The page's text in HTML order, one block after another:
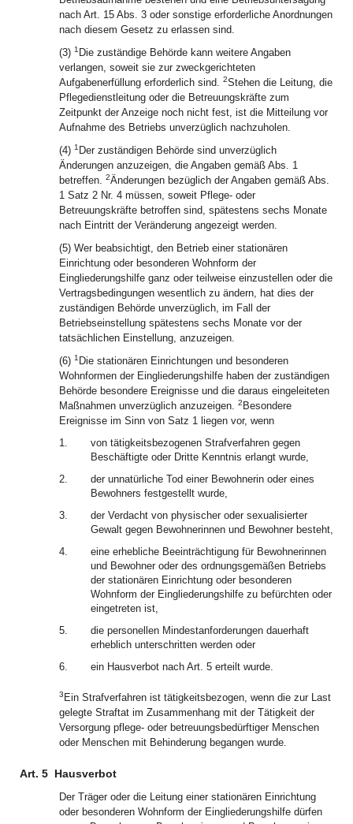
nach Art. 15 Abs. 3 oder sonstige erforderliche Anordnungen
nach diesem Gesetz zu erlassen sind.
(3) 1 Die zuständige Behörde kann weitere Angaben
verlangen, soweit sie zur zweckgerichteten
Aufgabenerfüllung erforderlich sind. 2Stehen die Leitung, die
Pflegedienstleitung oder die Betreuungskräfte zum
Zeitpunkt der Anzeige noch nicht fest, ist die Mitteilung vor
Aufnahme des Betriebs unverzüglich nachzuholen.
(4) 1 Der zuständigen Behörde sind unverzüglich
Änderungen anzuzeigen, die Angaben gemäß Abs. 1
betreffen. 2Änderungen bezüglich der Angaben gemäß Abs.
1 Satz 2 Nr. 4 müssen, soweit Pflege- oder
Betreuungskräfte betroffen sind, spätestens sechs Monate
nach Eintritt der Veränderung angezeigt werden.
(5) Wer beabsichtigt, den Betrieb einer stationären
Einrichtung oder besonderen Wohnform der
Eingliederungshilfe ganz oder teilweise einzustellen oder die
Vertragsbedingungen wesentlich zu ändern, hat dies der
zuständigen Behörde unverzüglich, im Fall der
Betriebseinstellung spätestens sechs Monate vor der
tatsächlichen Einstellung, anzuzeigen.
(6) 1 Die stationären Einrichtungen und besonderen
Wohnformen der Eingliederungshilfe haben der zuständigen
Behörde besondere Ereignisse und die daraus eingeleiteten
Maßnahmen unverzüglich anzuzeigen. 2 Besondere
Ereignisse im Sinn von Satz 1 liegen vor, wenn
1.
von tätigkeitsbezogenen Strafverfahren gegen
Beschäftigte oder Dritte Kenntnis erlangt wurde,
2.
der unnatürliche Tod einer Bewohnerin oder eines
Bewohners festgestellt wurde,
3.
der Verdacht von physischer oder sexualisierter
Gewalt gegen Bewohnerinnen und Bewohner besteht,
4.
eine erhebliche Beeinträchtigung für Bewohnerinnen
und Bewohner oder des ordnungsgemäßen Betriebs
der stationären Einrichtung oder besonderen
Wohnform der Eingliederungshilfe zu befürchten oder
eingetreten ist,
5.
die personellen Mindestanforderungen dauerhaft
erheblich unterschritten werden oder
6.
ein Hausverbot nach Art. 5 erteilt wurde.
3 Ein Strafverfahren ist tätigkeitsbezogen, wenn die zur Last
gelegte Straftat im Zusammenhang mit der Tätigkeit der
Versorgung pflege- oder betreuungsbedürftiger Menschen
oder Menschen mit Behinderung begangen wurde.
Art. 5 Hausverbot
Der Träger oder die Leitung einer stationären Einrichtung
oder besonderen Wohnform der Eingliederungshilfe dürfen